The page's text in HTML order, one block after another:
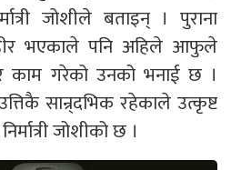
जोशीले बताइन् । पुराना
भएकाले पनि अहिले आफुले
काम गरेको उनको भनाई छ ।
सान्र्दभिक रहेकाले उत्कृष्ट
जोशीको छ ।